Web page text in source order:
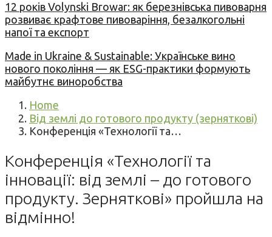
12 років Volynski Browar: як березнівська пивоварня
розвиває крафтове пивоваріння, безалкогольні
напої та експорт
Made in Ukraine & Sustainable: Українське вино
нового покоління — як ESG-практики формують
майбутнє виноробства
Home
Від землі до готового продукту (зерняткові)
Конференція «Технології та…
Конференція «Технології та
інновації: від землі – до готового
продукту. Зерняткові» пройшла на
відмінно!